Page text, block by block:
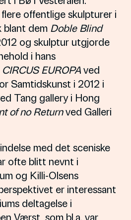
offentlige skulpturer i
blant dem Doble Blind
og skulptur utgjorde
i hans
CIRCUS EUROPAved
Samtidskunst i 2012 i
Tang gallery i Hong
of no Returnved Galleri
med det sceniske
ofte blitt nevnt i
og Killi-Olsens
er interessant
deltagelse i
Værst, som bl.a. var